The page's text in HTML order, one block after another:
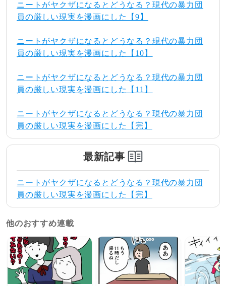
ニートがヤクザになるとどうなる？現代の暴力団
員の厳しい現実を漫画にした【9】
ニートがヤクザになるとどうなる？現代の暴力団
員の厳しい現実を漫画にした【10】
ニートがヤクザになるとどうなる？現代の暴力団
員の厳しい現実を漫画にした【11】
ニートがヤクザになるとどうなる？現代の暴力団
員の厳しい現実を漫画にした【完】
最新記事
ニートがヤクザになるとどうなる？現代の暴力団
員の厳しい現実を漫画にした【完】
他のおすすめ連載